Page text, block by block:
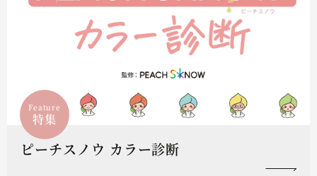
Feature
特集
ピーチスノウ カラー診断